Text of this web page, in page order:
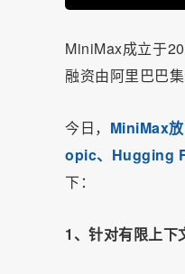
MiniMax成立于
融资由阿里巴巴
今日， MiniMax
opic、Hugging
下：
1、针对有限上下